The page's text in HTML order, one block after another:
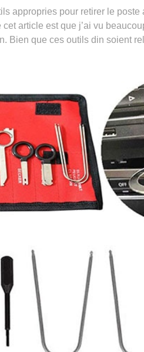
appropries pour retirer le poste
article est que j’ai vu
Bien que ces outils din soient